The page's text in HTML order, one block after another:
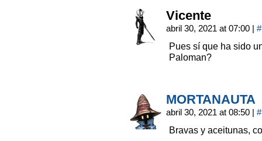
Vicente
abril 30, 2021 at 07:00 | #
Pues sí que ha sido
Paloman?
MORTANAUTA
abril 30, 2021 at 08:50 | #
Bravas y aceitunas,